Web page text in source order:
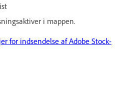
i mappen.
for indsendelse af Adobe Stock-